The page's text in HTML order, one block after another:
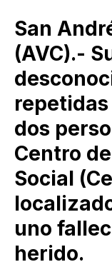
San
(AVC).-
dos
Centro
Social
uno
herido.